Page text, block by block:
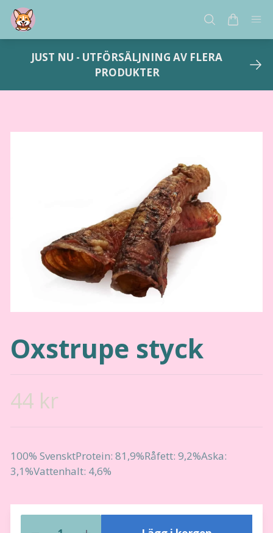
JUST NU - UTFÖRSÄLJNING AV FLERA
PRODUKTER
Oxstrupe styck
44 kr
100% SvensktProtein: 81,9%Råfett: 9,2%Aska:
3,1%Vattenhalt: 4,6%